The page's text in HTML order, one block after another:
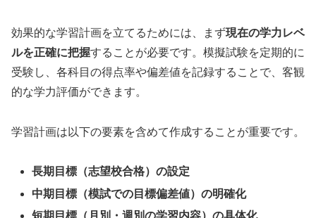
効果的な学習計画を立てるためには、まず現在の学力レベ
ルを正確に把握することが必要です。模擬試験を定期的に
受験し、各科目の得点率や偏差値を記録することで、客観
的な学力評価ができます。
学習計画は以下の要素を含めて作成することが重要です。
長期目標（志望校合格）の設定
中期目標（模試での目標偏差値）の明確化
短期目標（月別・週別の学習内容）の具体化